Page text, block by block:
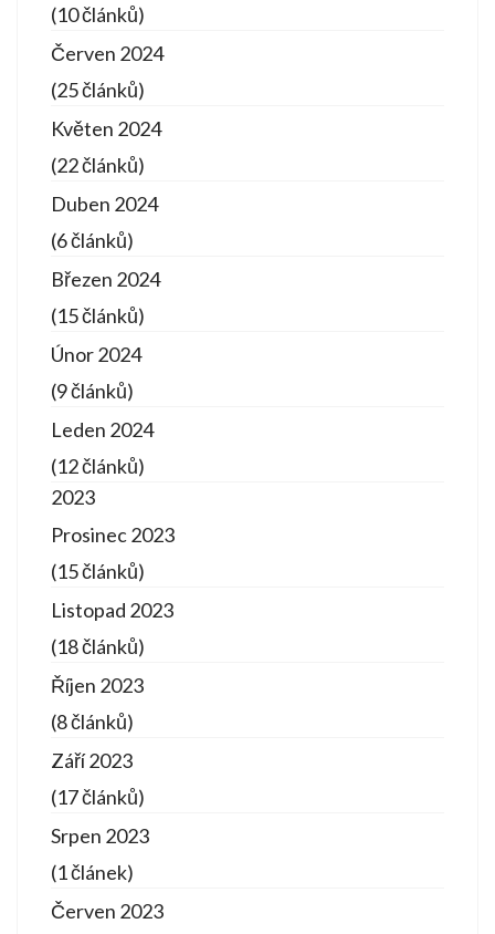
(10 článků)
Červen 2024
(25 článků)
Květen 2024
(22 článků)
Duben 2024
(6 článků)
Březen 2024
(15 článků)
Únor 2024
(9 článků)
Leden 2024
(12 článků)
2023
Prosinec 2023
(15 článků)
Listopad 2023
(18 článků)
Říjen 2023
(8 článků)
Září 2023
(17 článků)
Srpen 2023
(1 článek)
Červen 2023